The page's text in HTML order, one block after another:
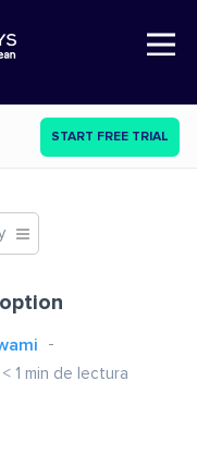
Open Nav
START FREE TRIAL
< 1 min de lectura